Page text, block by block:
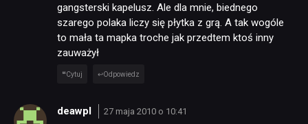
gangsterski kapelusz. Ale dla mnie, biednego
szarego polaka liczy się płytka z grą. A tak wogóle
to mała ta mapka troche jak przedtem ktoś inny
zauważył
Cytuj Odpowiedz
deawpl 27 maja 2010 o 10:41